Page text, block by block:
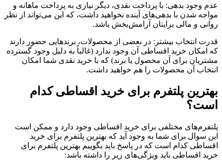
عدم وجود بدهی: با پرداخت نقدی، دیگر نیازی به پرداخت ماهانه و
مواجه شدن با بدهی‌های آینده نخواهید داشت، که این می‌تواند از نظر
روانی و مالی برایتان آرامش‌بخش باشد.
قدرت انتخاب بیشتر: در بعضی از محصولات، برندهایی حضور دارند
که امکان خرید اقساطی آن وجود ندارد (غالباً به دلیل وجود گسترده
مشتریان برای آن محصول یا برند) که با خرید نقدی شما امکان
انتخاب آن محصولات را هم خواهید داشت.
بهترین پلتفرم‌ برای خرید اقساطی کدام
است؟
پلتفرم‌های مختلفی برای خرید اقساطی وجود دارد و ممکن است
این سوال برای شما به وجود آید که بهترین پلتفرم برای خرید
اقساطی کدام است که در پاسخ باید بگوییم بهترین پلتفرم برای
خرید اقساطی باید ویژگی‌های زیر را داشته باشد: